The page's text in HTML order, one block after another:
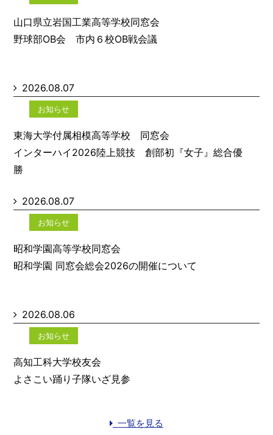
山口県立岩国工業高等学校同窓会
野球部OB会 市内６校OB戦会議
2026.08.07
お知らせ
東海大学付属相模高等学校 同窓会
インターハイ2026陸上競技 創部初『女子』総合優
勝
2026.08.07
お知らせ
昭和学園高等学校同窓会
昭和学園 同窓会総会2026の開催について
2026.08.06
お知らせ
高知工科大学校友会
よさこい踊り子隊いざ見参
一覧を見る